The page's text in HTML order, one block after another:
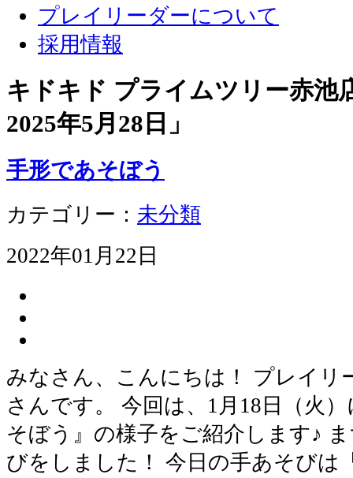
プレイリーダーについて
採用情報
キドキド プライムツリー赤
2025年5月28日 」
手形であそぼう
カテゴリー： 未分類
2022年01月22日
みなさん、こんにちは！ プレイリ
さんです。 今回は、1月18日（火
そぼう』の様子をご紹介します♪
びをしました！ 今日の手あそびは